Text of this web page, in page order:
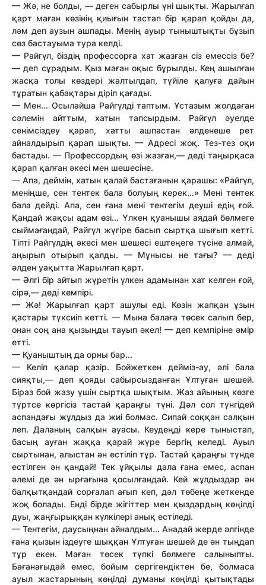
— Жә, не болды, — деген сабырлы үні шықты. Жарылғап
қарт маған көзінің қиығын тастап бір қарап қойды да,
ләм деп аузын ашпады. Менің ауыр тыныштықты бұзып
сөз бастауыма тура келді.
— Райгүл, біздің профессорға хат жазған сіз емессіз бе?
— деп сұрадым. Қыз маған оқыс бұрылды. Кең ашылған
жасқа толы көздері жалтылдап, түйіле қалуға дайын
тұратын қабақтары діріл қағады.
— Мен... Осылайша Райгүлді таптым. Ұстазым жолдаған
сәлемін айттым, хатын тапсырдым. Райгүл әуелде
сенімсіздеу қарап, хатты ашпастан әлденеше рет
айналдырып қарап шықты. — Адресі жоқ. Тез-тез оқи
бастады. — Профессордың өзі жазған,— деді таңырқаса
қарап қалған әкесі мен шешесіне.
— Апа, деймін, хатын қалай бастағанын қарашы: «Райгүл,
меніңше, сен тентек бала болуың керек...» Мені тентек
бала дейді. Апа, сен ғана мені тентегім деуші едің ғой.
Қандай жақсы адам өзі... Үлкен қуанышы аядай бөлмеге
сыймағандай, Райгүл жүгіре басып сыртқа шығып кетті.
Тіпті Райгүлдің әкесі мен шешесі ештеңеге түсіне алмай,
аңырып отырып қалды. — Мұнысы не тағы? — деді
әлден уақытта Жарылғап қарт.
— Әлгі бір айтып жүретін үлкен адамынан хат келген ғой,
сірә,— деді кемпірі.
— Жә! Жарылғап қарт ашулы еді. Көзін жапқан ұзын
қастары түксиіп кетті. — Мына балаға төсек салып бер,
онан соң ана қызыңды тауып әкел! — деп кемпіріне әмір
етті.
— Қуаныштың да орны бар...
— Келіп қалар қазір. Бойжеткен дейміз-ау, әлі бала
сияқты,— деп қояды сабырсызданған Ұлтуған шешей.
Біраз бой жазу үшін сыртқа шықтым. Жаз айының көзге
түртсе көргісіз тастай қараңғы түні. Дәл сол түнгідей
аспандағы жұлдыз да жиі болмас. Сипай соққан салқын
леп. Даланың салқын ауасы. Кеудеңді кере тыныстап,
басың ауған жаққа қарай жүре бергің келеді. Ауыл
сыртынан, алыстан ән естіліп тұр. Тастай қараңғы түнде
естілген ән қандай! Тек ұйқылы дала ғана емес, аспан
әлемі де ән ырғағына қосылғандай. Кей жұлдыздар ән
балқытқандай сорғалап ағып кеп, дәл төбеңе жеткенде
жоқ болады. Енді бірде жігіттер мен қыздардың көңілді
дуы, жаңғырыққан күлкілері анық естіледі.
— Тентегім, даусыңнан айналдым... Анадай жерде әлгінде
ғана қызын іздеуге шыққан Ұлтуған шешей де ән тыңдап
тұр екен. Маған төсек түпкі бөлмеге салыныпты.
Бағанағыдай емес, бойым сергігендіктен бе, болмаса
ауыл жастарының көңілді думаны көңілді қытықтады